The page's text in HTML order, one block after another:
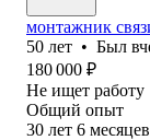
монтажник
50 лет • Был
180 000 ₽
Не ищет работу
Общий опыт
30 лет 6 месяцев